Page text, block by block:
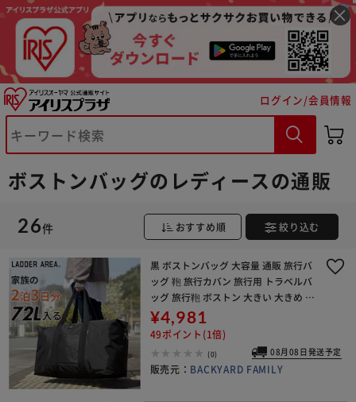
ログイン/会員情報
ボストンバッグのレディースの通販
26件 おすすめ順 絞り込む
黒 ボストンバッグ 大容量 通販 旅行バ
ッグ 鞄 旅行カバン 旅行用 トラベルバ
ッグ 旅行鞄 ボストン 大きい 大きめ 大
型 修学旅行 バッグ 2泊 3泊 ゴルフ ス
ポーツ アウトドア レジャー 旅行
¥4,981
49ポイント(1倍)
(0) 08月08日発送予定
販売元： BACKYARD FAMILY
※ご確認ください
カートに入れる